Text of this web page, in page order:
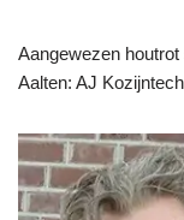
Aangewezen
Aalten: AJ